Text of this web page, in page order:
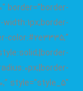
border=”border-
color:#2e3335;”
style=”style_5″